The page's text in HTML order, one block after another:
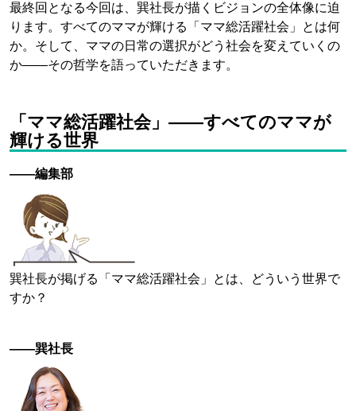
最終回となる今回は、巽社長が描くビジョンの全体像に迫
ります。すべてのママが輝ける「ママ総活躍社会」とは何
か。そして、ママの日常の選択がどう社会を変えていくの
か——その哲学を語っていただきます。
「ママ総活躍社会」——すべてのママが
輝ける世界
——編集部
巽社長が掲げる「ママ総活躍社会」とは、どういう世界で
すか？
——巽社長